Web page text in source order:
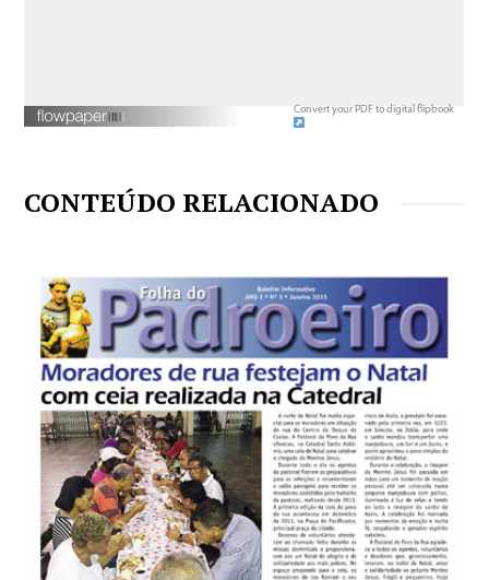
Convert your PDF to digital flipbook
CONTEÚDO RELACIONADO